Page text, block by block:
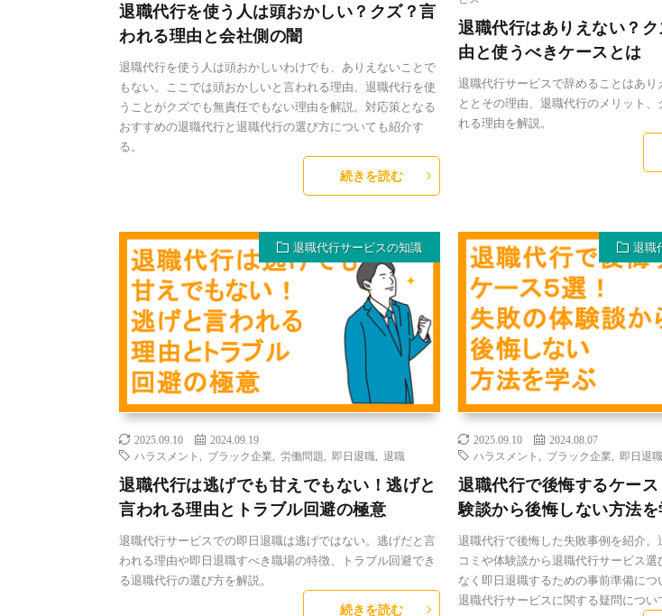
退職代行を使う人は頭おかしい？クズ？言
われる理由と会社側の闇
退職代行を使う人は頭おかしいわけでも、ありえないことで
もない。ここでは頭おかしいと言われる理由、退職代行を使
うことがクズでも無責任でもない理由を解説。対応策となる
おすすめの退職代行と退職代行の選び方についても紹介す
る。
続きを読む
退職代行はありえない？
由と使うべきケースとは
退職代行サービスで辞めることはあり
ととその理由、退職代行のメリット
れる理由を解説。
退職代行サービスの知識
2025.09.10
2024.09.19
ハラスメント
ブラック企業 労働問題 即日退職 退職
退職代行は逃げでも甘えでもない！逃げと
言われる理由とトラブル回避の極意
退職代行サービスでの即日退職は逃げではない。逃げだと言
われる理由や即日退職すべき職場の特徴、トラブル回避でき
る退職代行の選び方を解説。
続きを読む
退職
2025.09.10
2024.08.07
ハラスメント
ブラック企業 即日退職
退職代行で後悔するケー
験談から後悔しない方法
退職代行で後悔した失敗事例を紹介。
コミや体験談から退職代行サービス
なく即日退職するための事前準備につ
退職代行サービスに関する疑問につい